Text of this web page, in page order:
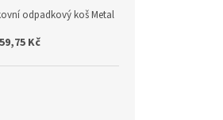
odpadkový koš Metal
Kč